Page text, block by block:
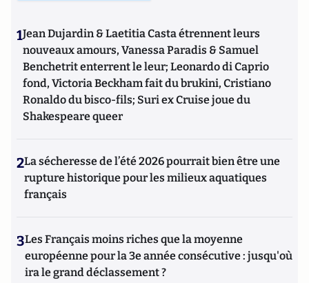
1Jean Dujardin & Laetitia Casta étrennent leurs
nouveaux amours, Vanessa Paradis & Samuel
Benchetrit enterrent le leur; Leonardo di Caprio
fond, Victoria Beckham fait du brukini, Cristiano
Ronaldo du bisco-fils; Suri ex Cruise joue du
Shakespeare queer
2La sécheresse de l’été 2026 pourrait bien être une
rupture historique pour les milieux aquatiques
français
3Les Français moins riches que la moyenne
européenne pour la 3e année consécutive : jusqu'où
ira le grand déclassement ?